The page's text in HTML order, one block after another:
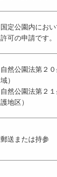
国定公園内にお
許可の申請です。
自然公園法第２
域）
自然公園法第２
護地区）
郵送または持参